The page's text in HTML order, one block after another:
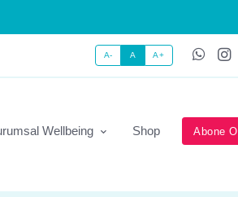
A- A A+
Wellbeing Shop Abone Ol